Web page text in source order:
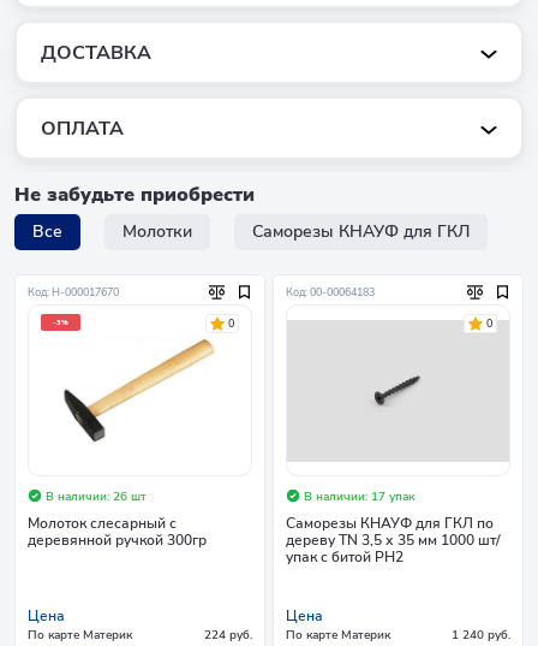
ДОСТАВКА
ОПЛАТА
Не забудьте приобрести
Все Молотки Саморезы КНАУФ для ГКЛ
Код: Н-000017670
-3% 0
В наличии: 26 шт
Молоток слесарный с
деревянной ручкой 300гр
Цена
По карте Материк
224 руб.
Код: 00-00064183
0
В наличии: 17 упак
Саморезы КНАУФ для ГКЛ по
дереву TN 3,5 х 35 мм 1000 шт/
упак с битой PH2
Цена
По карте Материк
1 240 руб.